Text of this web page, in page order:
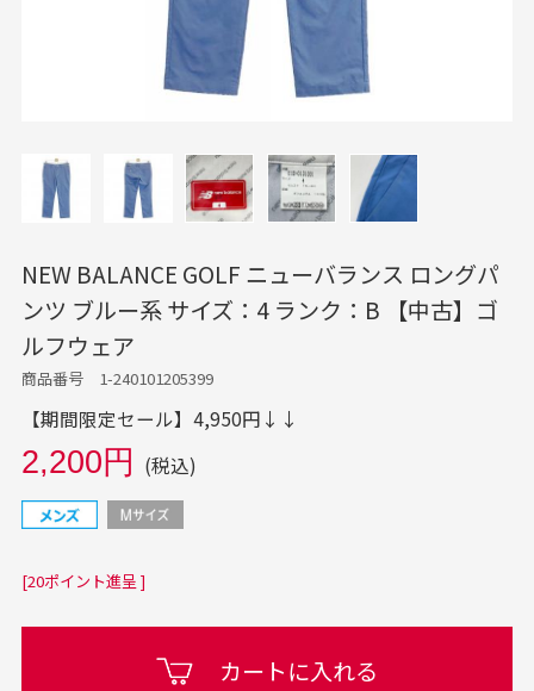
NEW BALANCE GOLF ニューバランス ロングパ
ンツ ブルー系 サイズ：4 ランク：B 【中古】ゴ
ルフウェア
商品番号 1-240101205399
【期間限定セール】4,950円↓↓
2,200円 (税込)
[20ポイント進呈 ]
カートに入れる